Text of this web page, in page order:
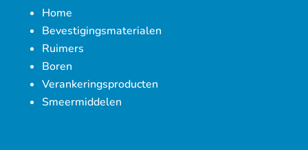
Home
Bevestigingsmaterialen
Ruimers
Boren
Verankeringsproducten
Smeermiddelen